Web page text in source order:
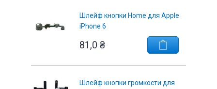
Шлейф кнопки Home для Apple
iPhone 6
81,0 ₴
Шлейф кнопки громкости для